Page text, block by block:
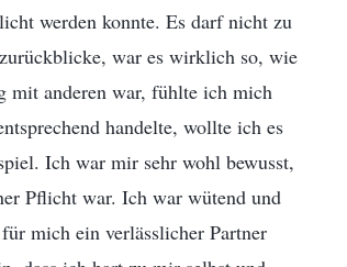
werden konnte. Es darf nicht zu
war es wirklich so, wie
mit anderen war, fühlte ich mich
handelte, wollte ich es
Ich war mir sehr wohl bewusst,
Pflicht war. Ich war wütend und
mich ein verlässlicher Partner